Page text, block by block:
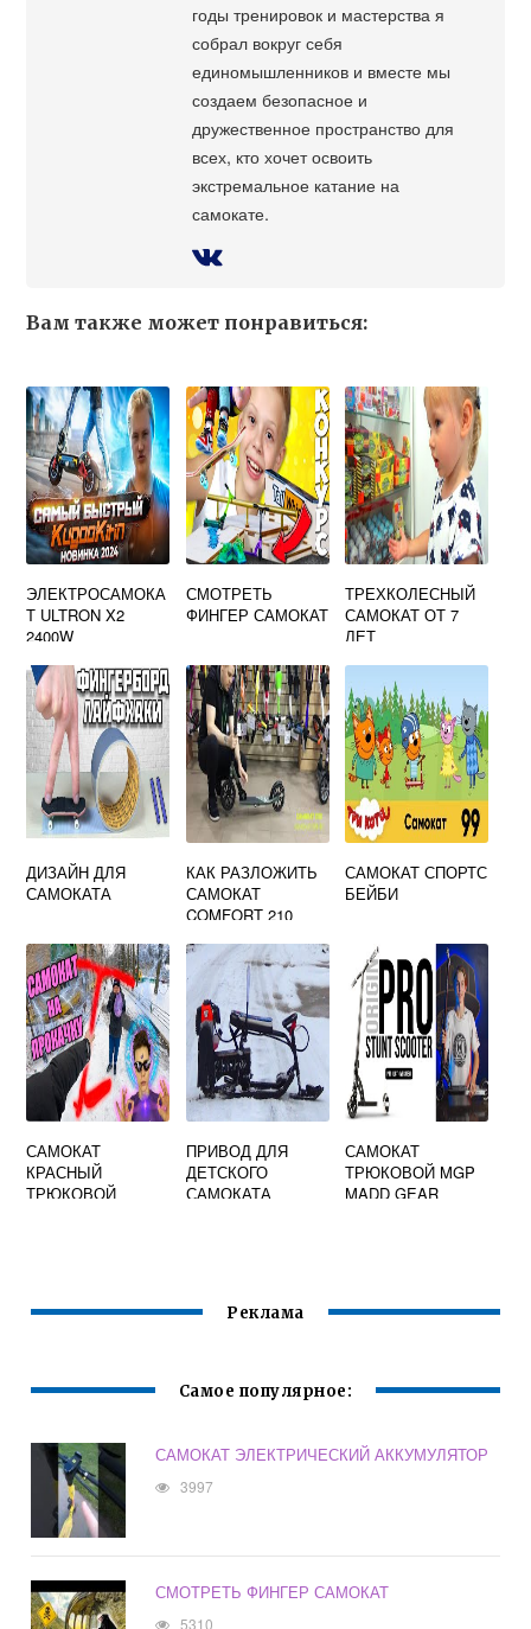
годы тренировок и мастерства я
собрал вокруг себя
единомышленников и вместе мы
создаем безопасное и
дружественное пространство для
всех, кто хочет освоить
экстремальное катание на
самокате.
Вам также может понравиться:
ЭЛЕКТРОСАМОКА
Т ULTRON X2
2400W
СМОТРЕТЬ
ФИНГЕР САМОКАТ
ТРЕХКОЛЕСНЫЙ
САМОКАТ ОТ 7
ЛЕТ
ДИЗАЙН ДЛЯ
САМОКАТА
КАК РАЗЛОЖИТЬ
САМОКАТ
COMFORT 210
САМОКАТ СПОРТС
БЕЙБИ
САМОКАТ
КРАСНЫЙ
ТРЮКОВОЙ
ПРИВОД ДЛЯ
ДЕТСКОГО
САМОКАТА
САМОКАТ
ТРЮКОВОЙ MGP
MADD GEAR
Реклама
Самое популярное:
САМОКАТ ЭЛЕКТРИЧЕСКИЙ АККУМУЛЯТОР
3997
СМОТРЕТЬ ФИНГЕР САМОКАТ
5310